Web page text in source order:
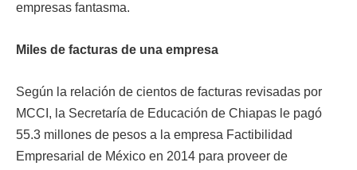
empresas fantasma.
Miles de facturas de una empresa
Según la relación de cientos de facturas revisadas por
MCCI, la Secretaría de Educación de Chiapas le pagó
55.3 millones de pesos a la empresa Factibilidad
Empresarial de México en 2014 para proveer de